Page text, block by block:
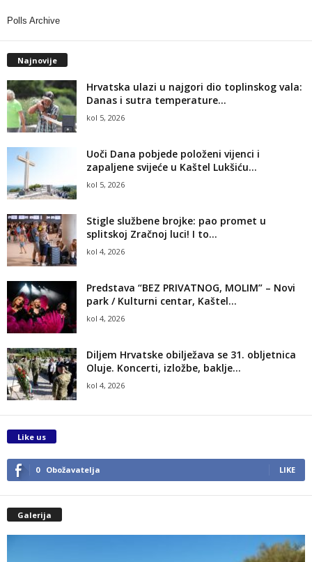
Polls Archive
Najnovije
Hrvatska ulazi u najgori dio toplinskog vala:
Danas i sutra temperature...
kol 5, 2026
Uoči Dana pobjede položeni vijenci i
zapaljene svijeće u Kaštel Lukšiću...
kol 5, 2026
Stigle službene brojke: pao promet u
splitskoj Zračnoj luci! I to...
kol 4, 2026
Predstava “BEZ PRIVATNOG, MOLIM” – Novi
park / Kulturni centar, Kaštel...
kol 4, 2026
Diljem Hrvatske obilježava se 31. obljetnica
Oluje. Koncerti, izložbe, baklje…
kol 4, 2026
Like us
0 Obožavatelja LIKE
Galerija